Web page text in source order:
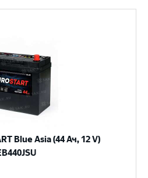
Blue Asia (44 Ач, 12 V)